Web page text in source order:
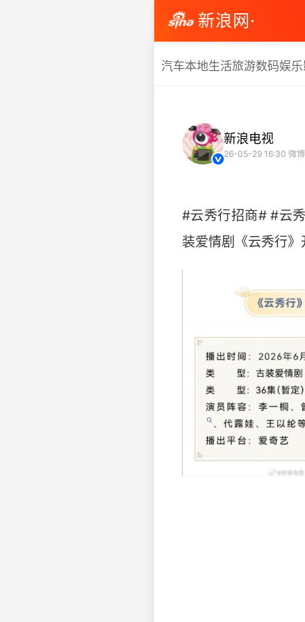
新浪网·
汽车本地生活旅游数码娱乐
新浪电视
26-05-29 16:30 微
#云秀行招商# #云
装爱情剧《云秀行